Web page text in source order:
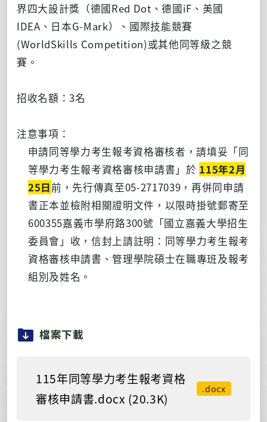
界四大設計獎（德國Red Dot、德國iF、美國
IDEA、日本G-Mark）、國際技能競賽
(WorldSkills Competition)或其他同等級之競
賽。
招收名額：3名
注意事項：
申請同等學力考生報考資格審核者，請填妥「同
等學力考生報考資格審核申請書」於 115年2月
25日前，先行傳真至05-2717039，再併同申請
書正本並檢附相關證明文件，以限時掛號郵寄至
600355嘉義市學府路300號「國立嘉義大學招生
委員會」收，信封上請註明：同等學力考生報考
資格審核申請書、管理學院碩士在職專班及報考
組別及姓名。
檔案下載
115年同等學力考生報考資格
審核申請書.docx (20.3K)
.docx